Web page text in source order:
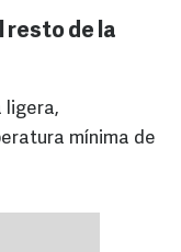
resto de la
ligera,
mínima de